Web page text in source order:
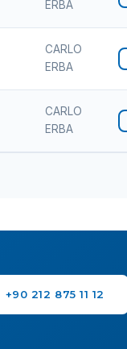
ERBA
CARLO
ERBA
CARLO
ERBA
+90 212 875 11 12